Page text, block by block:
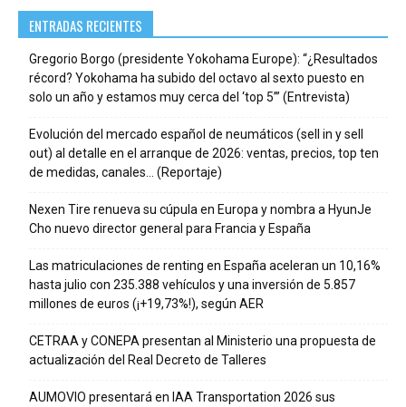
ENTRADAS RECIENTES
Gregorio Borgo (presidente Yokohama Europe): “¿Resultados
récord? Yokohama ha subido del octavo al sexto puesto en
solo un año y estamos muy cerca del ‘top 5’” (Entrevista)
Evolución del mercado español de neumáticos (sell in y sell
out) al detalle en el arranque de 2026: ventas, precios, top ten
de medidas, canales… (Reportaje)
Nexen Tire renueva su cúpula en Europa y nombra a HyunJe
Cho nuevo director general para Francia y España
Las matriculaciones de renting en España aceleran un 10,16%
hasta julio con 235.388 vehículos y una inversión de 5.857
millones de euros (¡+19,73%!), según AER
CETRAA y CONEPA presentan al Ministerio una propuesta de
actualización del Real Decreto de Talleres
AUMOVIO presentará en IAA Transportation 2026 sus